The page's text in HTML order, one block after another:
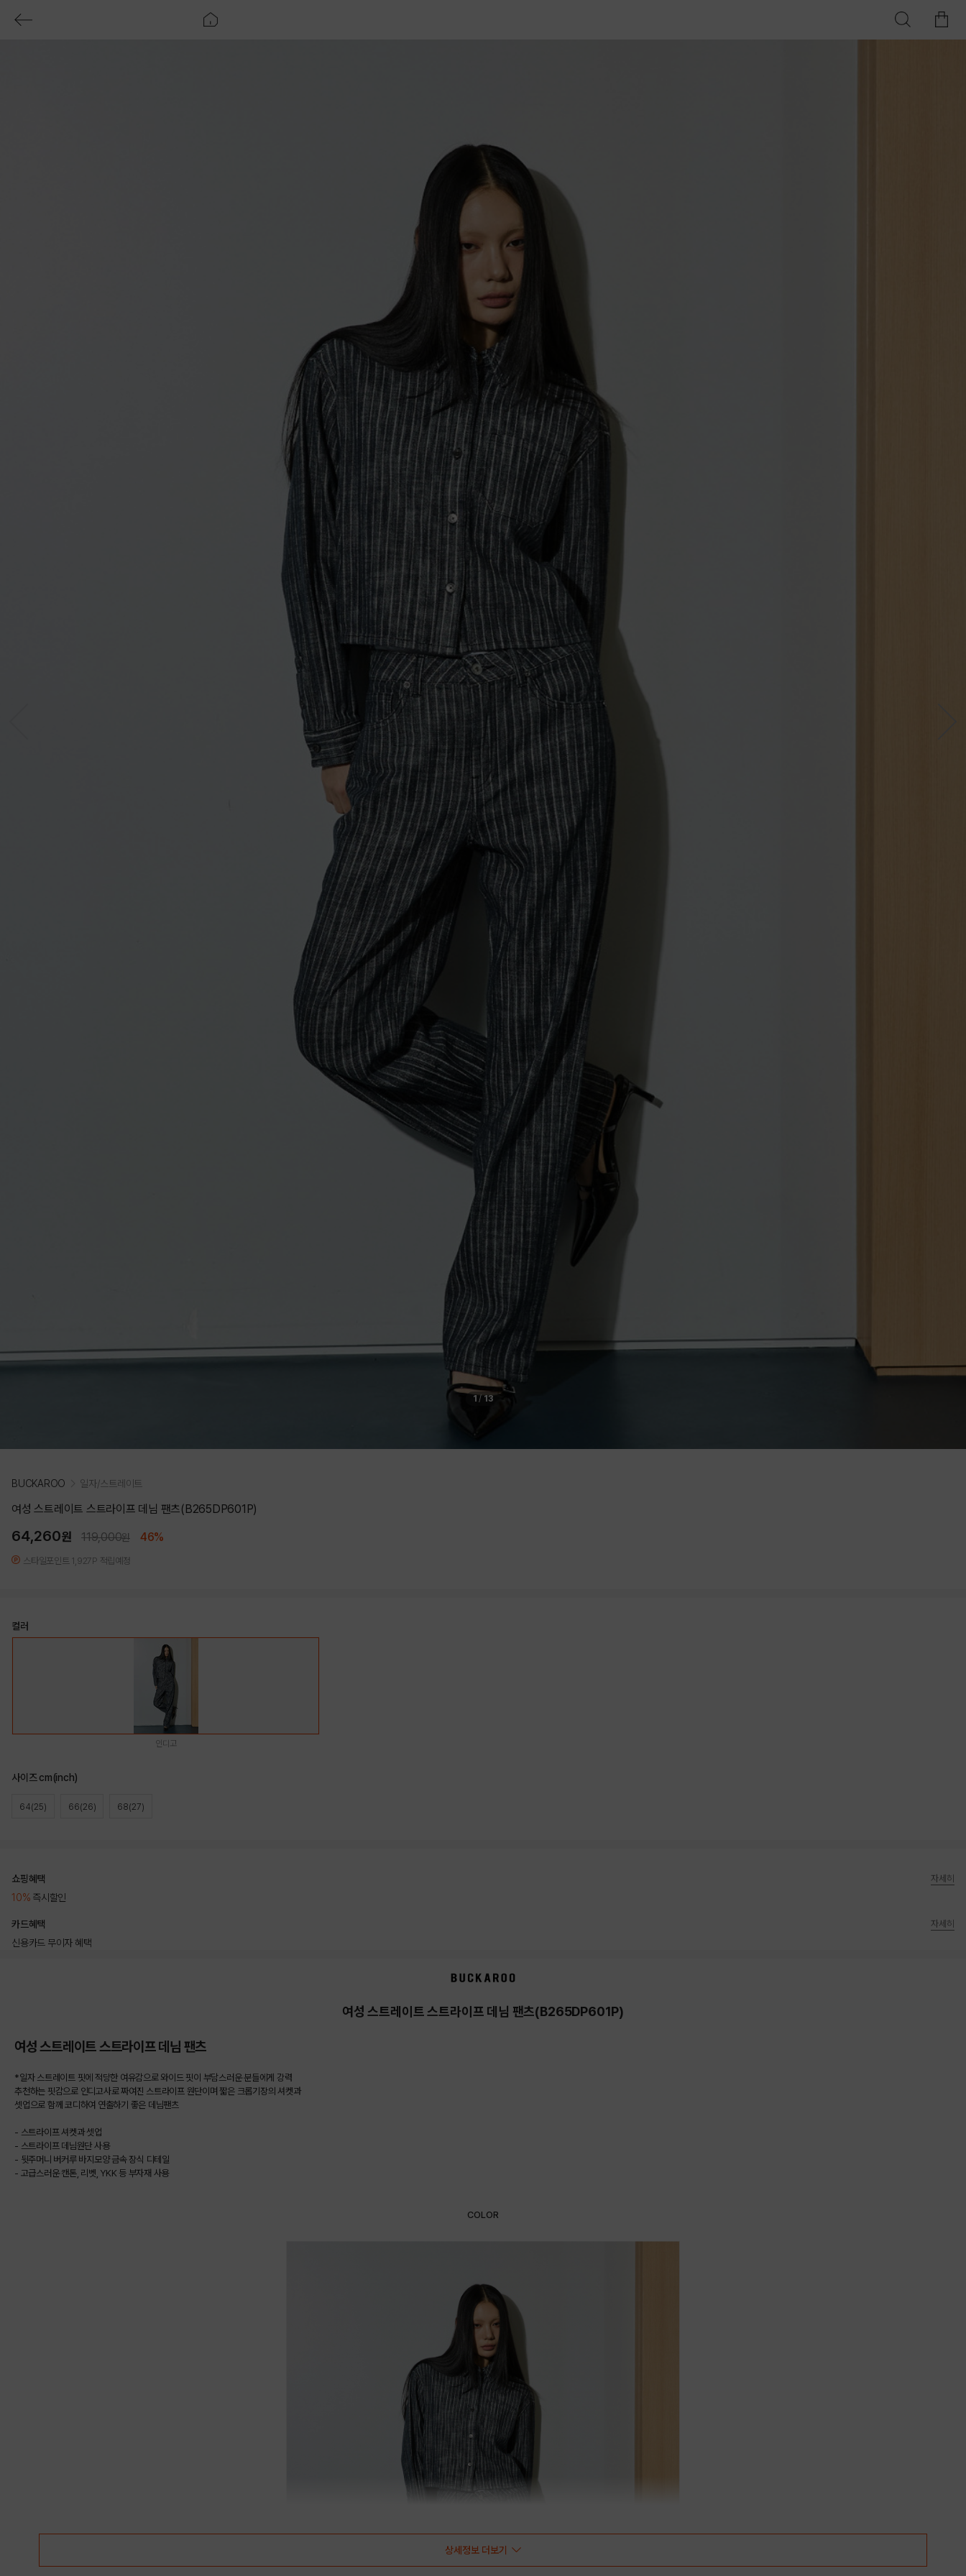
1 / 13
BUCKAROO 일자/스트레이트
여성 스트레이트 스트라이프 데님 팬츠(B265DP601P)
64,260원 119,000원 46%
스타일포인트 1,927P 적립예정
컬러
인디고
사이즈 cm(inch)
64(25) 66(26) 68(27)
쇼핑혜택
10% 즉시할인
자세히
카드혜택
신용카드 무이자 혜택
자세히
여성 스트레이트 스트라이프 데님 팬츠(B265DP601P)
여성 스트레이트 스트라이프 데님 팬츠
*일자 스트레이트 핏에 적당한 여유감으로 와이드 핏이 부담스러운 분들에게 강력
추천하는 핏감으로 인디고사로 짜여진 스트라이프 원단이며 짧은 크롭기장의 셔켓과
셋업으로 함께 코디하여 연출하기 좋은 데님팬츠
- 스트라이프 셔켓과 셋업
- 스트라이프 데님원단 사용
- 뒷주머니 버커루 바지모양 금속 장식 디테일
- 고급스러운 캔톤, 리벳, YKK 등 부자재 사용
COLOR
상세정보 더보기